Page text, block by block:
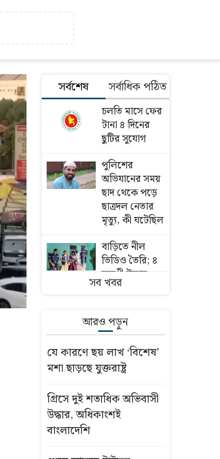
সর্বশেষ সর্বাধিক পঠিত
চলতি মাসে ফের
টানা ৪ দিনের
ছুটির সুযোগ
পুলিশের
অভিযানের সময়
ছাদ থেকে পড়ে
ছাত্রদল নেতার
মৃত্যু, কী ঘটেছিল
বাড়িতে নীল
ভিডিও তৈরি; ৪
তরুণী উদ্ধার,
স্বামী-স্ত্রী ও
আজকের স্বর্ণের
দাম: ৮ আগস্ট
২০২৬
রাজধানীর যেসব
এলাকায় মার্কেট
বন্ধ
বৃষ্টি নিয়ে যে
সব খবর
আরও পড়ুন
যে কারণে ছয় লাখ ‘বিশেষ’
মশা ছাড়ছে যুক্তরাষ্ট্র
গ্রিসে দুই শতাধিক অভিবাসী
উদ্ধার, অধিকাংশই
বাংলাদেশি